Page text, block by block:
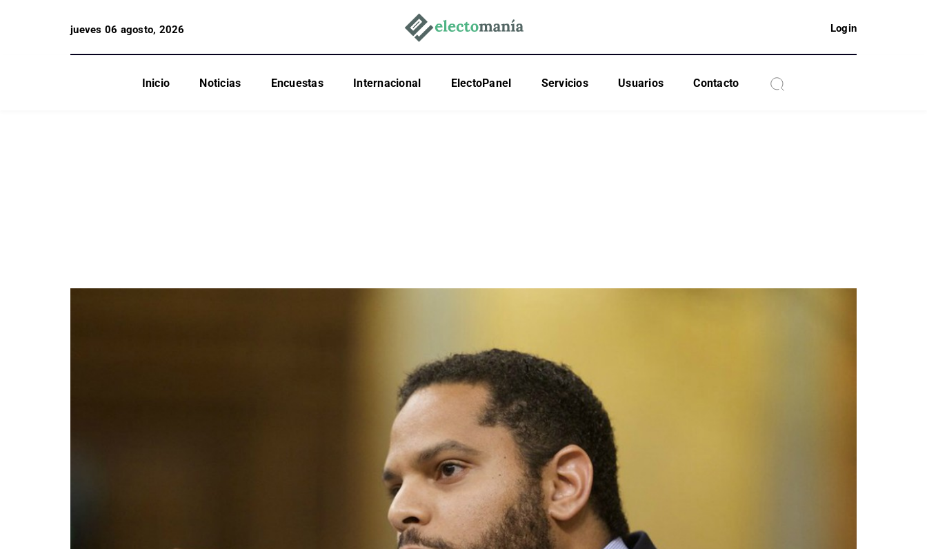
jueves 06 agosto, 2026 Login
Inicio Noticias Encuestas Internacional ElectoPanel Servicios Usuarios Contacto